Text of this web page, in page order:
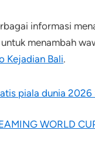
informasi
menambah
Kejadian Bali.